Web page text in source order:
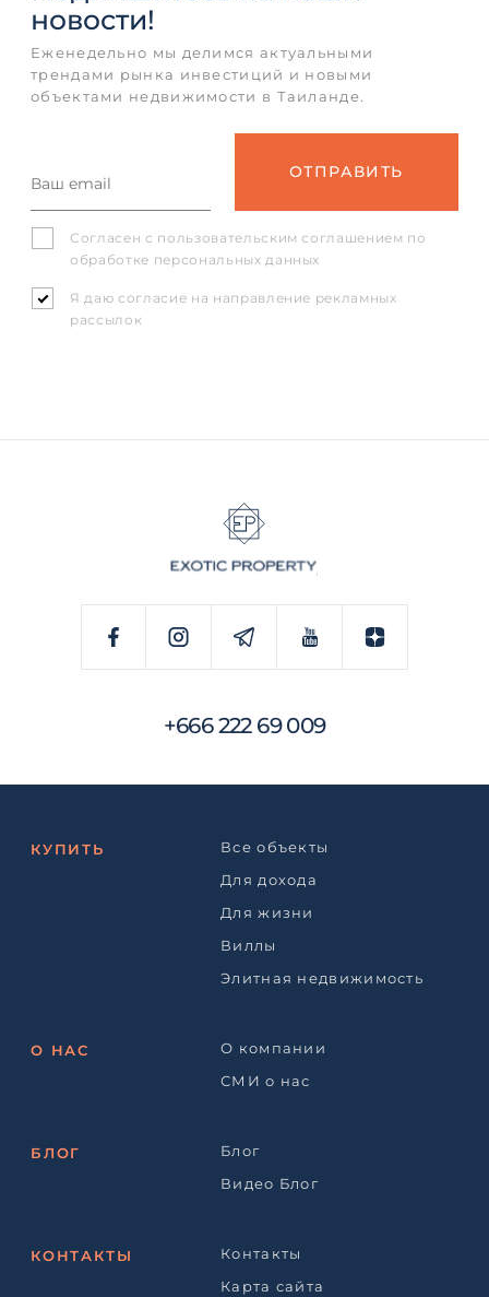
новости!
Еженедельно мы делимся актуальными
трендами рынка инвестиций и новыми
объектами недвижимости в Таиланде.
Согласен с пользовательским соглашением по
обработке персональных данных
Я даю согласие на направление рекламных
рассылок
+666 222 69 009
КУПИТЬ
Все объекты
Для дохода
Для жизни
Виллы
Элитная недвижимость
О НАС
О компании
СМИ о нас
БЛОГ
Блог
Видео Блог
КОНТАКТЫ
Контакты
Карта сайта